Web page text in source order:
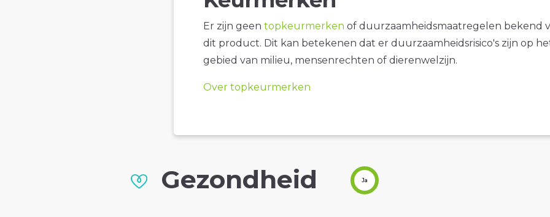
Er zijn geen topkeurmerken of duurzaamheidsmaatregelen bekend
dit product. Dit kan betekenen dat er duurzaamheidsrisico's zijn op
gebied van milieu, mensenrechten of dierenwelzijn.
Over topkeurmerken
Gezondheid Ja